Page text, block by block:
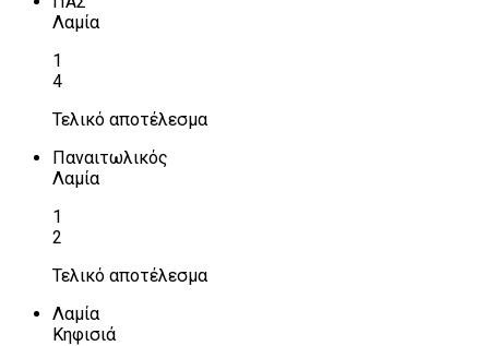
Λαμία
1
4
Τελικό αποτέλεσμα
Παναιτωλικός
Λαμία
1
2
Τελικό αποτέλεσμα
Λαμία
Κηφισιά